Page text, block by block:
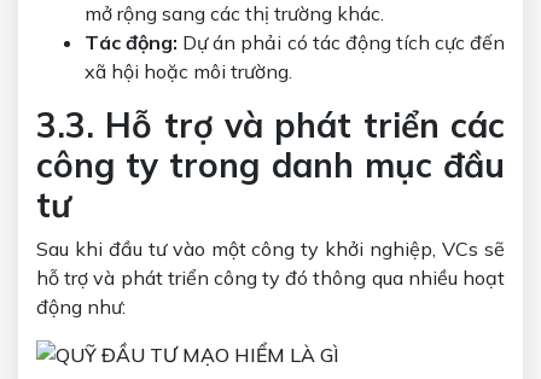
mở rộng sang các thị trường khác.
Tác động: Dự án phải có tác động tích cực đến
xã hội hoặc môi trường.
3.3. Hỗ trợ và phát triển các
công ty trong danh mục đầu
tư
Sau khi đầu tư vào một công ty khởi nghiệp, VCs sẽ
hỗ trợ và phát triển công ty đó thông qua nhiều hoạt
động như: